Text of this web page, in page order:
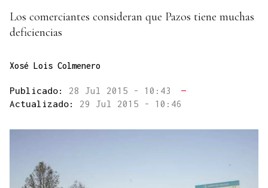
Los comerciantes consideran que Pazos tiene muchas
deficiencias
Xosé Lois Colmenero
Publicado: 28 Jul 2015 - 10:43
—
Actualizado: 29 Jul 2015 - 10:46